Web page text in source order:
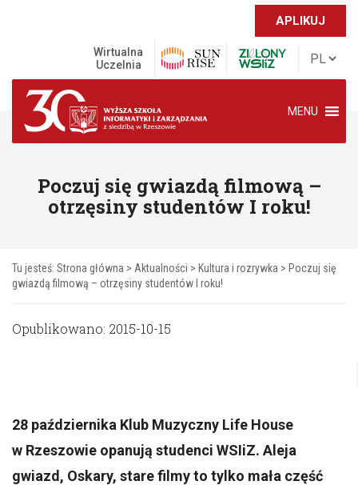
APLIKUJ
Wirtualna
Uczelnia
MENU
Poczuj się gwiazdą filmową –
otrzęsiny studentów I roku!
Tu jesteś: Strona główna > Aktualności > Kultura i rozrywka > Poczuj się
gwiazdą filmową – otrzęsiny studentów I roku!
Opublikowano: 2015-10-15
28 października Klub Muzyczny Life House
w Rzeszowie opanują studenci WSIiZ. Aleja
gwiazd, Oskary, stare filmy to tylko mała część